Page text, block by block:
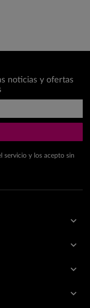
noticias y ofertas
servicio y los acepto sin



